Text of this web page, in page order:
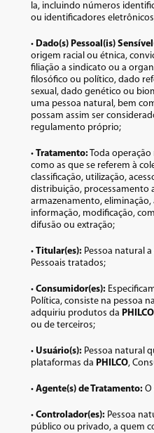
la, incluindo números
ou identificadores
• Dado(s) Pessoal(is)
origem racial ou étnica,
filiação a sindicato ou a
filosófico ou político, dado
sexual, dado genético ou
uma pessoa natural, bem
possam assim ser
regulamento próprio;
• Tratamento: Toda operação
como as que se referem à
classificação, utilização,
distribuição, processamento
armazenamento,
informação, modificação,
difusão ou extração;
• Titular(es): Pessoa natural
Pessoais tratados;
• Consumidor(es):
Política, consiste na pessoa
adquiriu produtos da PHILCO
ou de terceiros;
• Usuário(s): Pessoa natural
plataformas da PHILCO,
• Agente(s) de Tratamento: O
• Controlador(es): Pessoa
público ou privado, a quem